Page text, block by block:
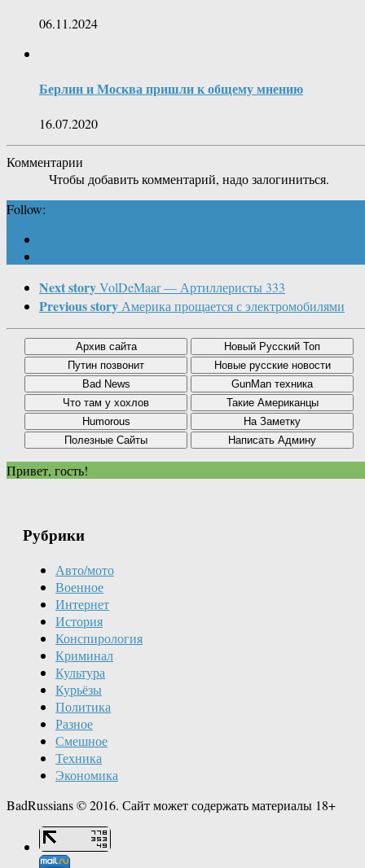
06.11.2024
Берлин и Москва пришли к общему мнению
16.07.2020
Комментарии
Чтобы добавить комментарий, надо залогиниться.
Follow:
Next storyVolDeMaar — Артиллеристы 333
Previous storyАмерика прощается с электромобилями
Привет, гость!
Рубрики
Авто/мото
Военное
Интернет
История
Конспирология
Криминал
Культура
Курьёзы
Политика
Разное
Смешное
Техника
Экономика
BadRussians © 2016. Сайт может содержать материалы 18+